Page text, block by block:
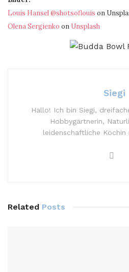
Louis Hansel @shotsoflouis on
Olena Sergienko on Unsplash
Siegi
Hallo! Ich bin Siegi,
Hobbygärtnerin,
leidenschaftliche Köchin
Related Posts